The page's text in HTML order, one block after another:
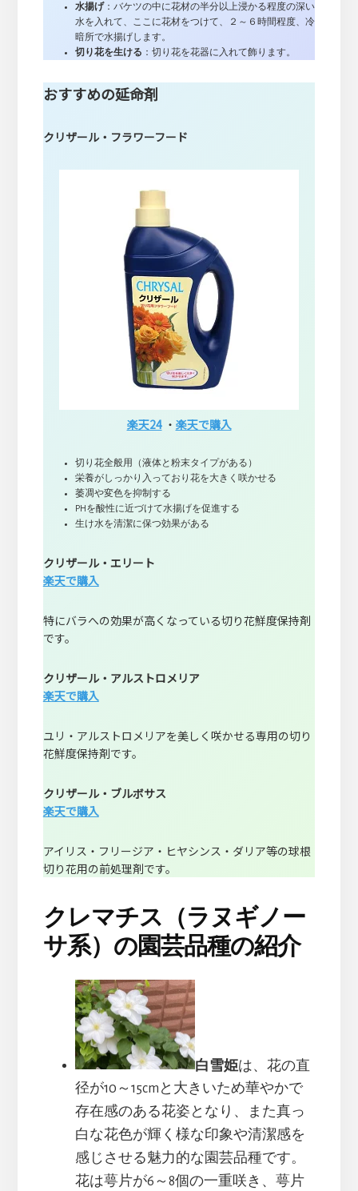
水揚げ：バケツの中に花材の半分以上浸かる程度の深い
水を入れて、ここに花材をつけて、２～６時間程度、冷
暗所で水揚げします。
切り花を生ける ：切り花を花器に入れて飾ります。
おすすめの延命剤
クリザール・フラワーフード
楽天24・ 楽天で購入
切り花全般用（液体と粉末タイプがある）
栄養がしっかり入っており花を大きく咲かせる
萎凋や変色を抑制する
PHを酸性に近づけて水揚げを促進する
生け水を清潔に保つ効果がある
クリザール・エリート
楽天で購入
特にバラへの効果が高くなっている切り花鮮度保持剤
です。
クリザール・アルストロメリア
楽天で購入
ユリ・アルストロメリアを美しく咲かせる専用の切り
花鮮度保持剤です。
クリザール・ブルボサス
楽天で購入
アイリス・フリージア・ヒヤシンス・ダリア等の球根
切り花用の前処理剤です。
クレマチス（ラヌギノー
サ系）の園芸品種の紹介
白雪姫は、花の直
径が10～15cmと大きいため華やかで
存在感のある花姿となり、また真っ
白な花色が輝く様な印象や清潔感を
感じさせる魅力的な園芸品種です。
花は萼片が6～8個の一重咲き、萼片